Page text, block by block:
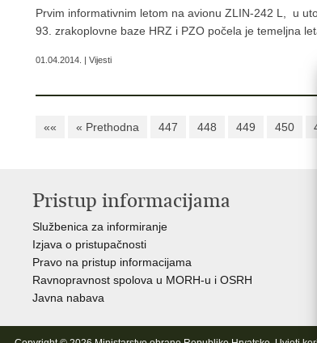
Prvim informativnim letom na avionu ZLIN-242 L, u
93. zrakoplovne baze HRZ i PZO počela je temeljna
01.04.2014. | Vijesti
«« « Prethodna 447 448 449 450
Pristup informacijama
Službenica za informiranje
Izjava o pristupačnosti
Pravo na pristup informacijama
Ravnopravnost spolova u MORH-u i OSRH
Javna nabava